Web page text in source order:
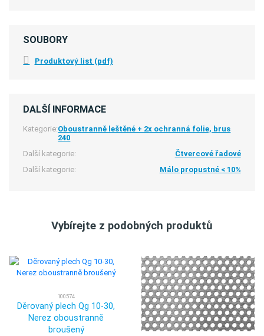
SOUBORY
Produktový list (pdf)
DALŠÍ INFORMACE
Kategorie:Oboustranně leštěné + 2x ochranná folie, brus
240
Další kategorie:
Čtvercové řadové
Další kategorie:
Málo propustné < 10%
Vybírejte z podobných produktů
100574
Děrovaný plech Qg 10-30,
Nerez oboustranně
broušený